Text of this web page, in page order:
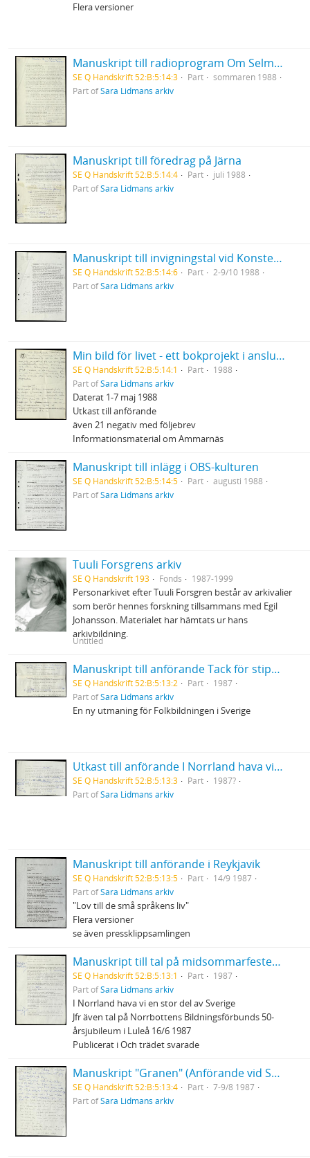
Flera versioner
Manuskript till radioprogram Om Selma Lagerlöf i Radions serie om svenska romaner
SE Q Handskrift 52:B:5:14:3 Part
sommaren 1988
Part ofSara Lidmans arkiv
Manuskript till föredrag på Järna
SE Q Handskrift 52:B:5:14:4 Part
juli 1988
Part ofSara Lidmans arkiv
Manuskript till invigningstal vid Konstens vecka i Strömstad
SE Q Handskrift 52:B:5:14:6 Part
2-9/10 1988
Part ofSara Lidmans arkiv
Min bild för livet - ett bokprojekt i anslutning till Cancerfondens Rädda Livet - vecka
SE Q Handskrift 52:B:5:14:1 Part
1988
Part ofSara Lidmans arkiv
Daterat 1-7 maj 1988
Utkast till anförande
även 21 negativ med följebrev
Informationsmaterial om Ammarnäs
Manuskript till inlägg i OBS-kulturen
SE Q Handskrift 52:B:5:14:5 Part
augusti 1988
Part ofSara Lidmans arkiv
Tuuli Forsgrens arkiv
SE Q Handskrift 193 Fonds 1987-1999
Personarkivet efter Tuuli Forsgren består av arkivalier
som berör hennes forskning tillsammans med Egil
Johansson. Materialet har hämtats ur hans
arkivbildning.
Untitled
Manuskript till anförande Tack för stipendium utdelat av Svenska Folkbildningsförbundet i Halmstad
SE Q Handskrift 52:B:5:13:2 Part
1987
Part ofSara Lidmans arkiv
En ny utmaning för Folkbildningen i Sverige
Utkast till anförande I Norrland hava vi en stor del av Sverige
SE Q Handskrift 52:B:5:13:3 Part
1987?
Part ofSara Lidmans arkiv
Manuskript till anförande i Reykjavik
SE Q Handskrift 52:B:5:13:5 Part
14/9 1987
Part ofSara Lidmans arkiv
"Lov till de små språkens liv"
Flera versioner
se även pressklippsamlingen
Manuskript till tal på midsommarfesten i Burträsk
SE Q Handskrift 52:B:5:13:1 Part
1987
Part ofSara Lidmans arkiv
I Norrland hava vi en stor del av Sverige
Jfr även tal på Norrbottens Bildningsförbunds 50-
årsjubileum i Luleå 16/6 1987
Publicerat i Och trädet svarade
Manuskript "Granen" (Anförande vid Sveriges Ekumeniska Kvinnoråds konferens)
SE Q Handskrift 52:B:5:13:4 Part
7-9/8 1987
Part ofSara Lidmans arkiv